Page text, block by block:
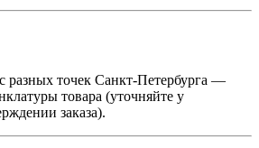
разных точек Санкт-Петербурга —
товара (уточняйте у
заказа).